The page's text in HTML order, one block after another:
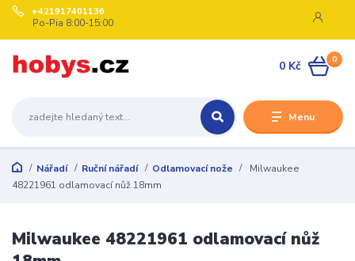
Menu
+421917401136
Po-Pia 8:00-15:00
0
0 Kč
Nářadí Ruční nářadí Odlamovací nože
Milwaukee
48221961 odlamovací nůž 18mm
Milwaukee 48221961 odlamovací nůž